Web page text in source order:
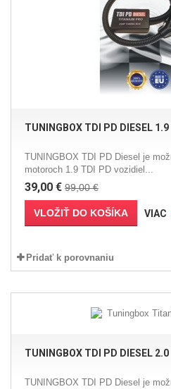
TUNINGBOX TDI PD DIESEL
TUNINGBOX TDI PD Diesel je
motoroch 1.9 TDI PD vozidiel...
39,00 € 99,00 €
VLOŽIŤ DO KOŠÍKA VIAC
Pridať k porovnaniu
TUNINGBOX TDI PD DIESEL
TUNINGBOX TDI PD Diesel je